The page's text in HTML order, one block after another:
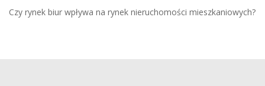
Czy rynek biur wpływa na rynek nieruchomości mieszkaniowych?